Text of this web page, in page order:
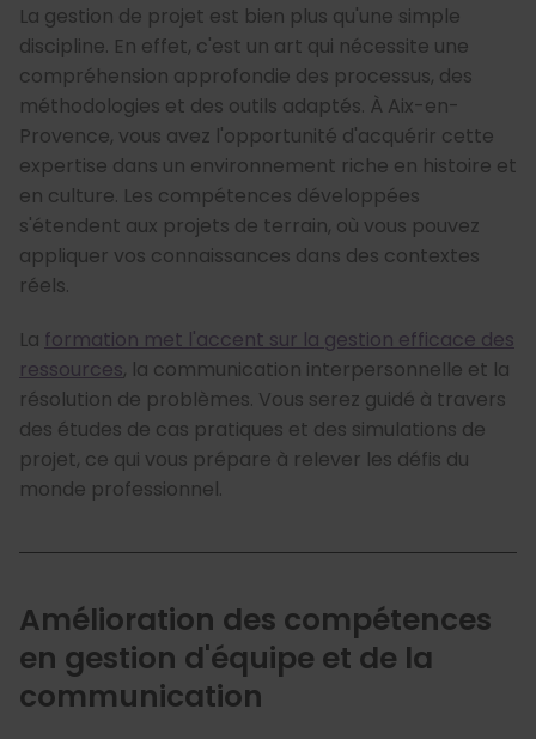
La gestion de projet est bien plus qu'une simple
discipline. En effet, c'est un art qui nécessite une
compréhension approfondie des processus, des
méthodologies et des outils adaptés. À Aix-en-
Provence, vous avez l'opportunité d'acquérir cette
expertise dans un environnement riche en histoire et
en culture. Les compétences développées
s'étendent aux projets de terrain, où vous pouvez
appliquer vos connaissances dans des contextes
réels.
La formation met l'accent sur la gestion efficace des
ressources, la communication interpersonnelle et la
résolution de problèmes. Vous serez guidé à travers
des études de cas pratiques et des simulations de
projet, ce qui vous prépare à relever les défis du
monde professionnel.
Amélioration des compétences
en gestion d'équipe et de la
communication